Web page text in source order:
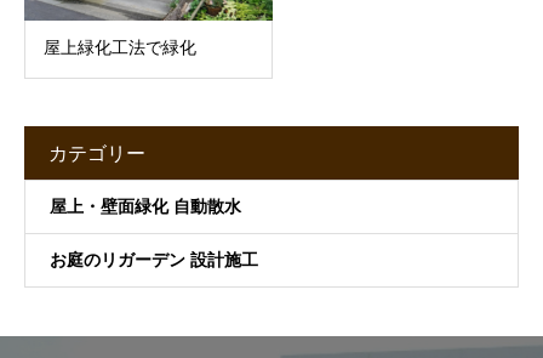
屋上緑化工法で緑化
カテゴリー
屋上・壁面緑化 自動散水
お庭のリガーデン 設計施工